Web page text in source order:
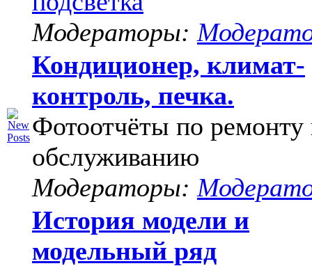
Модераторы:
Кондиционер, климат-
контроль, печка.
Фотоотчёты по ремонту
обслуживанию
Модераторы:
История модели и
модельный ряд